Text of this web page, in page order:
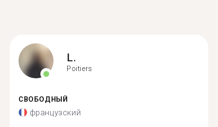
L.
Poitiers
СВОБОДНЫЙ
французский